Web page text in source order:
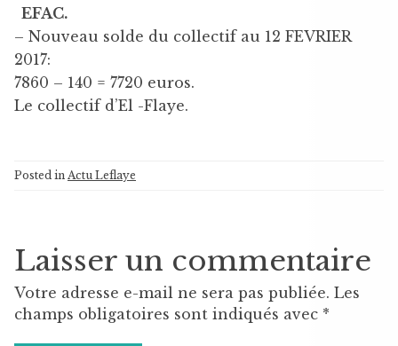
EFAC.
– Nouveau solde du collectif au 12 FEVRIER
2017:
7860 – 140 = 7720 euros.
Le collectif d’El -Flaye.
Posted in Actu Leflaye
Laisser un commentaire
Votre adresse e-mail ne sera pas publiée. Les
champs obligatoires sont indiqués avec *